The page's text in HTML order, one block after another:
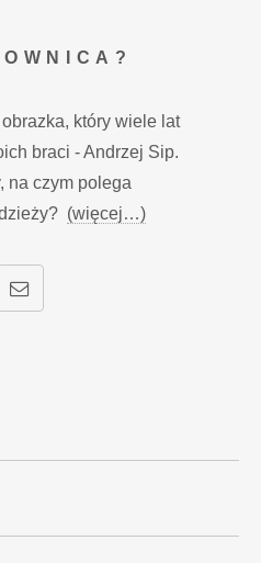
który wiele lat
braci - Andrzej Sip.
na czym polega
(więcej…)